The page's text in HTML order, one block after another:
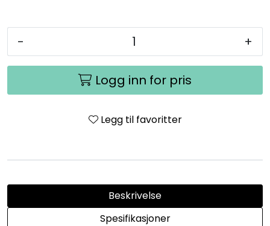
- +
Logg inn for pris
Legg til favoritter
Beskrivelse
Spesifikasjoner